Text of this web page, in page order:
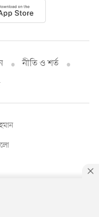
নীতি ও শর্ত